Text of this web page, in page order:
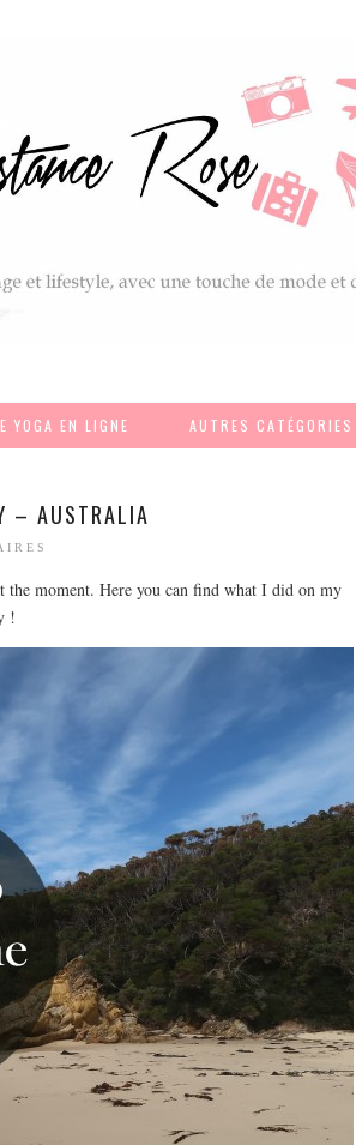
YOGA EN LIGNE AUTRES CATÉGORIES
– AUSTRALIA
moment. Here you can find what I did on my
!